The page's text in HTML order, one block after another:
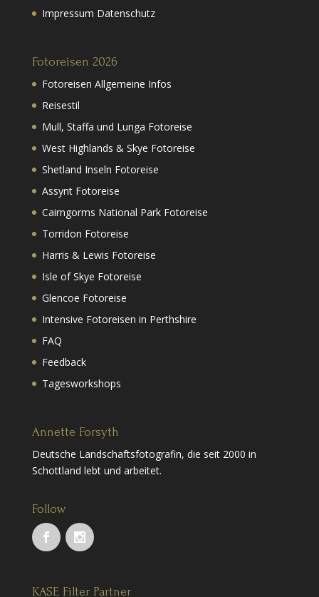
Impressum Datenschutz
Fotoreisen 2026
Fotoreisen Allgemeine Infos
Reisestil
Mull, Staffa und Lunga Fotoreise
West Highlands & Skye Fotoreise
Shetland Inseln Fotoreise
Assynt Fotoreise
Cairngorms National Park Fotoreise
Torridon Fotoreise
Harris & Lewis Fotoreise
Isle of Skye Fotoreise
Glencoe Fotoreise
Intensive Fotoreisen in Perthshire
FAQ
Feedback
Tagesworkshops
Annette Forsyth
Deutsche Landschaftsfotografin, die seit 2000 in
Schottland lebt und arbeitet.
Follow
KASE Filter Partner